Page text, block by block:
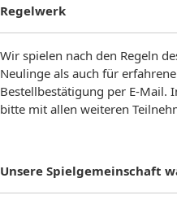
Regelwerk
Wir spielen nach den Regeln
Neulinge als auch für
Bestellbestätigung per E-Mail.
bitte mit allen weiteren
Unsere Spielgemeinschaft